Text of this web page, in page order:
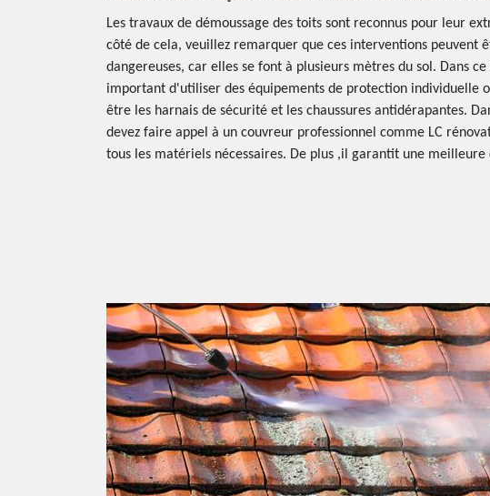
Les travaux de démoussage des toits sont reconnus pour leur
côté de cela, veuillez remarquer que ces interventions peuvent
dangereuses, car elles se font à plusieurs mètres du sol. Dans ce
important d'utiliser des équipements de protection individuelle
être les harnais de sécurité et les chaussures antidérapantes.
devez faire appel à un couvreur professionnel comme LC
tous les matériels nécessaires. De plus ,il garantit une